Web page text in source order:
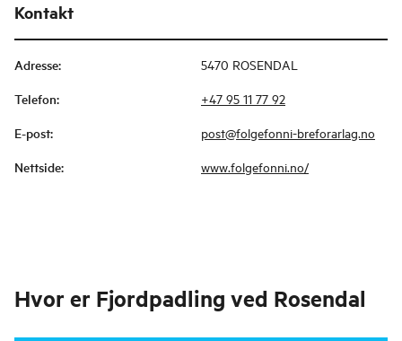
Kontakt
Adresse: 5470 ROSENDAL
Telefon: +47 95 11 77 92
E-post: post@folgefonni-breforarlag.no
Nettside: www.folgefonni.no/
Hvor er Fjordpadling ved Rosendal